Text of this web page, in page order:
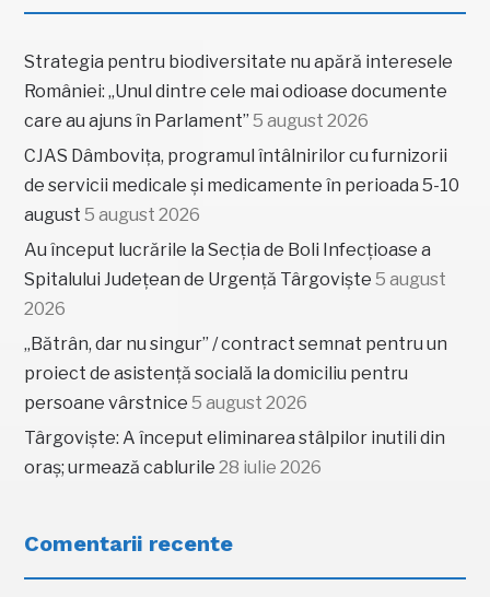
Strategia pentru biodiversitate nu apără interesele
României: „Unul dintre cele mai odioase documente
care au ajuns în Parlament” 5 august 2026
CJAS Dâmbovița, programul întâlnirilor cu furnizorii
de servicii medicale și medicamente în perioada 5-10
august 5 august 2026
Au început lucrările la Secția de Boli Infecțioase a
Spitalului Județean de Urgență Târgoviște 5 august
2026
„Bătrân, dar nu singur” / contract semnat pentru un
proiect de asistență socială la domiciliu pentru
persoane vârstnice 5 august 2026
Târgoviște: A început eliminarea stâlpilor inutili din
oraș; urmează cablurile 28 iulie 2026
Comentarii recente